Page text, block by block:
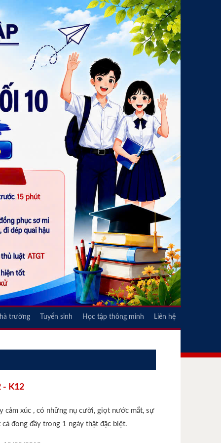
trường Tuyển sinh Học tập thông minh Liên hệ
- K12
cảm xúc , có những nụ cười, giọt nước mắt, sự
đong đầy trong 1 ngày thật đặc biệt.